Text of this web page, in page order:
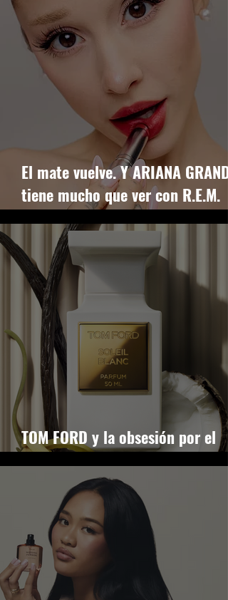
El mate vuelve. Y ARIANA GRANDE
tiene mucho que ver con R.E.M.
BEAUTY
TOM FORD y la obsesión por el
verano eterno con SOLEIL BLANC